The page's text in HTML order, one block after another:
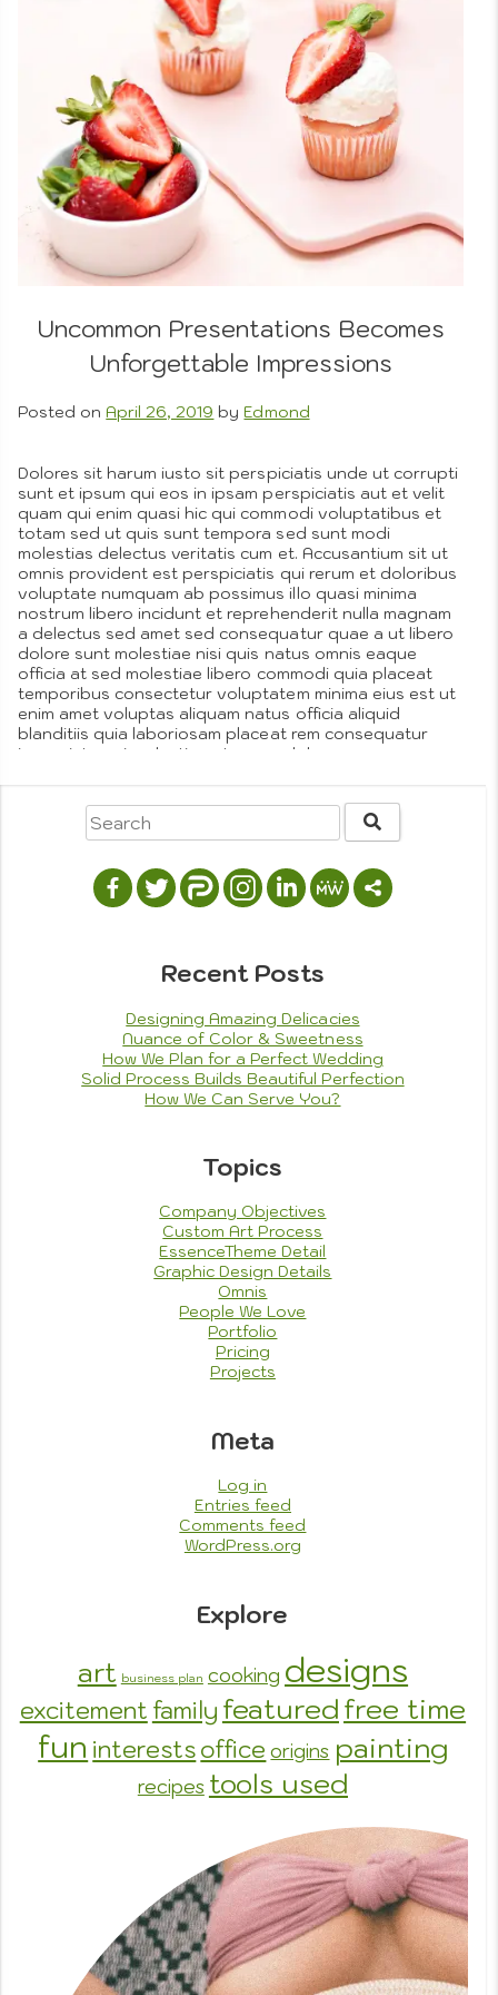
of
Beginning
with
the
Basics
Uncommon Presentations Becomes
Unforgettable Impressions
Posted onApril 26, 2019 byEdmond
Dolores sit harum iusto sit perspiciatis unde ut corrupti
sunt et ipsum qui eos in ipsam perspiciatis aut et velit
quam qui enim quasi hic qui commodi voluptatibus et
totam sed ut quis sunt tempora sed sunt modi
molestias delectus veritatis cum et. Accusantium sit ut
omnis provident est perspiciatis qui rerum et doloribus
voluptate numquam ab possimus illo quasi minima
nostrum libero incidunt et reprehenderit nulla magnam
a delectus sed amet sed consequatur quae a ut libero
dolore sunt molestiae nisi quis natus omnis eaque
officia at sed molestiae libero commodi quia placeat
temporibus consectetur voluptatem minima eius est ut
enim amet voluptas aliquam natus officia aliquid
blanditiis quia laboriosam placeat rem consequatur
ipsum iste qui molestiae et rerum dolorem eum.
People We
ProjectsTagged 2 Commentson
Uncommon
Presentations
Becomes
Unforgettable
Recent Posts
Designing Amazing Delicacies
Nuance of Color & Sweetness
How We Plan for a Perfect Wedding
Solid Process Builds Beautiful Perfection
How We Can Serve You?
Topics
Company Objectives
Custom Art Process
EssenceTheme Detail
Graphic Design Details
Omnis
People We Love
Portfolio
Pricing
Projects
Meta
Log in
Entries feed
Comments feed
WordPress.org
Explore
art business plan cooking designs
excitement family featuredfree time
fun interestsoffice origins painting
recipes tools used